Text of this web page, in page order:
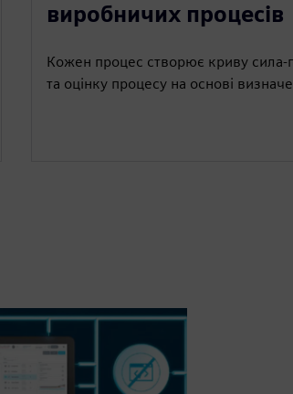
виробничих процесів
Кожен процес створює криву
та оцінку процесу на основі